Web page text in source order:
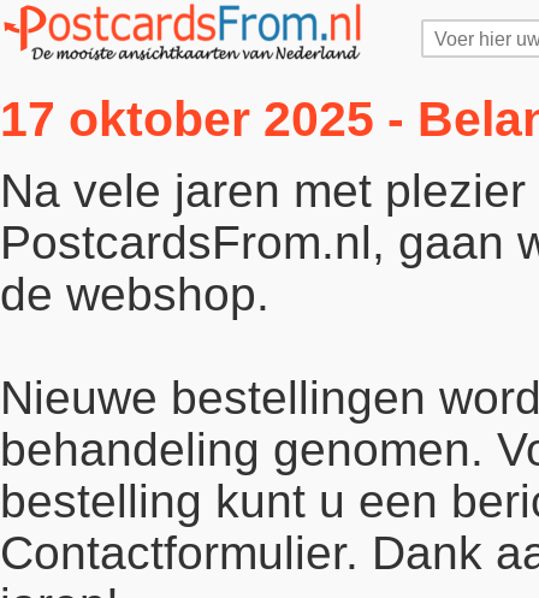
17 oktober 2025 -
Na vele jaren met
PostcardsFrom.nl, gaan
de webshop.
Nieuwe bestellingen
behandeling genomen.
bestelling kunt u een
Contactformulier. Dank